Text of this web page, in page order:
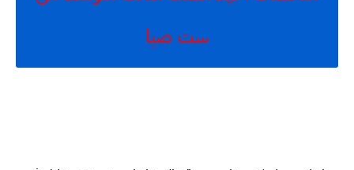
ست صبا